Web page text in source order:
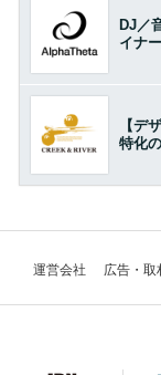
DJ／
イナ
【デ
特化
運営会社 広告・取